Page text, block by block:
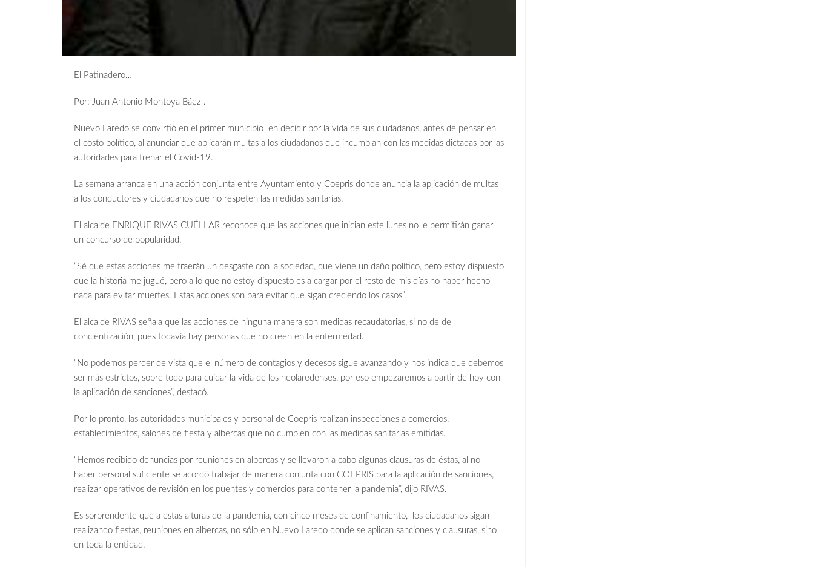
El Patinadero…
Por: Juan Antonio Montoya Báez .-
Nuevo Laredo se convirtió en el primer municipio en decidir por la vida de sus ciudadanos, antes de pensar en
el costo político, al anunciar que aplicarán multas a los ciudadanos que incumplan con las medidas dictadas por las
autoridades para frenar el Covid-19.
La semana arranca en una acción conjunta entre Ayuntamiento y Coepris donde anuncia la aplicación de multas
a los conductores y ciudadanos que no respeten las medidas sanitarias.
El alcalde ENRIQUE RIVAS CUÉLLAR reconoce que las acciones que inician este lunes no le permitirán ganar
un concurso de popularidad.
“Sé que estas acciones me traerán un desgaste con la sociedad, que viene un daño político, pero estoy dispuesto
que la historia me jugué, pero a lo que no estoy dispuesto es a cargar por el resto de mis días no haber hecho
nada para evitar muertes. Estas acciones son para evitar que sigan creciendo los casos”.
El alcalde RIVAS señala que las acciones de ninguna manera son medidas recaudatorias, si no de de
concientización, pues todavía hay personas que no creen en la enfermedad.
“No podemos perder de vista que el número de contagios y decesos sigue avanzando y nos indica que debemos
ser más estrictos, sobre todo para cuidar la vida de los neolaredenses, por eso empezaremos a partir de hoy con
la aplicación de sanciones”, destacó.
Por lo pronto, las autoridades municipales y personal de Coepris realizan inspecciones a comercios,
establecimientos, salones de fiesta y albercas que no cumplen con las medidas sanitarias emitidas.
“Hemos recibido denuncias por reuniones en albercas y se llevaron a cabo algunas clausuras de éstas, al no
haber personal suficiente se acordó trabajar de manera conjunta con COEPRIS para la aplicación de sanciones,
realizar operativos de revisión en los puentes y comercios para contener la pandemia”, dijo RIVAS.
Es sorprendente que a estas alturas de la pandemia, con cinco meses de confinamiento, los ciudadanos sigan
realizando fiestas, reuniones en albercas, no sólo en Nuevo Laredo donde se aplican sanciones y clausuras, sino
en toda la entidad.